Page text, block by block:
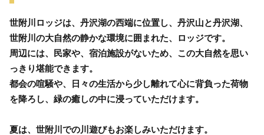
世附川ロッジは、丹沢湖の西端に位置し、丹沢山と丹沢湖、
世附川の大自然の静かな環境に囲まれた、ロッジです。
周辺には、民家や、宿泊施設がないため、この大自然を思い
っきり堪能できます。
都会の喧騒や、日々の生活から少し離れて心に背負った荷物
を降ろし、緑の癒しの中に浸っていただけます。
夏は、世附川での川遊びもお楽しみいただけます。